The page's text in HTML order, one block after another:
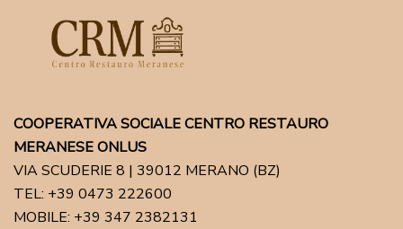
COOPERATIVA SOCIALE CENTRO RESTAURO
MERANESE ONLUS
VIA SCUDERIE 8 | 39012 MERANO (BZ)
TEL: +39 0473 222600
MOBILE: +39 347 2382131